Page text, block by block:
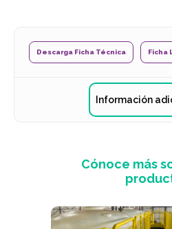
Información
Descarga Ficha Técnica Ficha
Cónoce más